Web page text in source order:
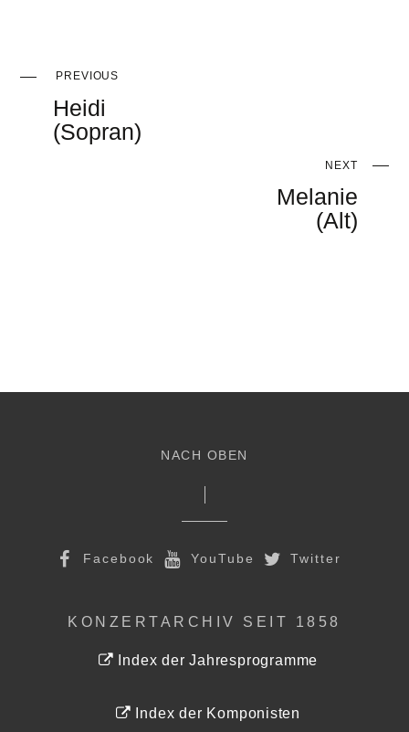
PREVIOUS
Heidi
(Sopran)
NEXT
Melanie
(Alt)
NACH OBEN
Facebook YouTube Twitter
KONZERTARCHIV SEIT 1858
Index der Jahresprogramme
Index der Komponisten